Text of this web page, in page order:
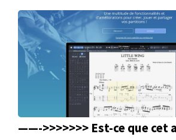
——->>>>>>> Est-ce que cet